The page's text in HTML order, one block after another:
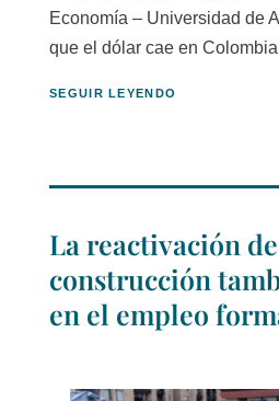
Economía – Universidad de
que el dólar cae en
SEGUIR LEYENDO
La reactivación
construcción
en el empleo